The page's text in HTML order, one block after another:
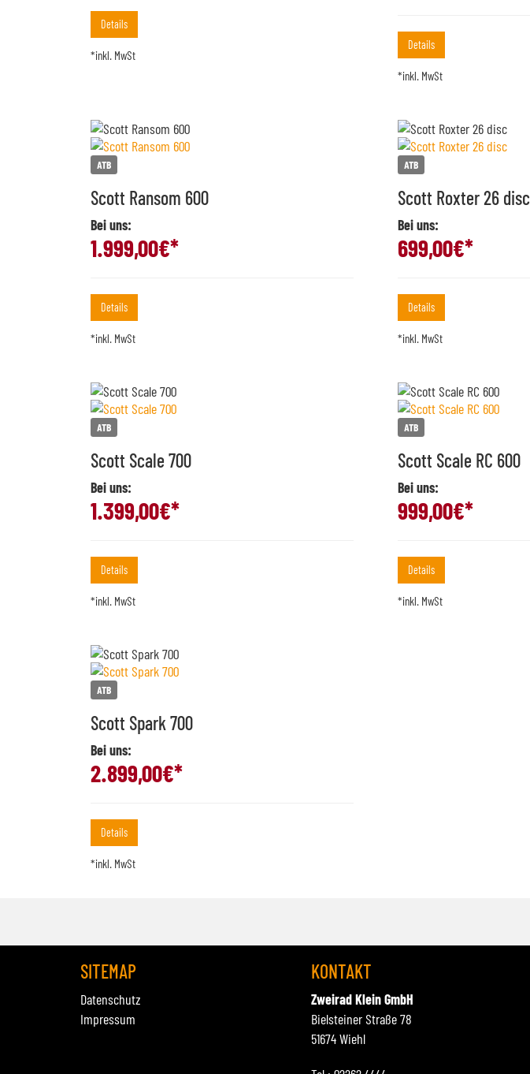
Details
*inkl. MwSt
Details
*inkl. MwSt
ATB
Scott Ransom 600
Bei uns:
1.999,00€*
Details
*inkl. MwSt
ATB
Scott Roxter 26 disc
Bei uns:
699,00€*
Details
*inkl. MwSt
ATB
Scott Scale 700
Bei uns:
1.399,00€*
Details
*inkl. MwSt
ATB
Scott Scale RC 600
Bei uns:
999,00€*
Details
*inkl. MwSt
ATB
Scott Spark 700
Bei uns:
2.899,00€*
Details
*inkl. MwSt
SITEMAP
Datenschutz
Impressum
KONTAKT
Zweirad Klein GmbH
Bielsteiner Straße 78
51674 Wiehl